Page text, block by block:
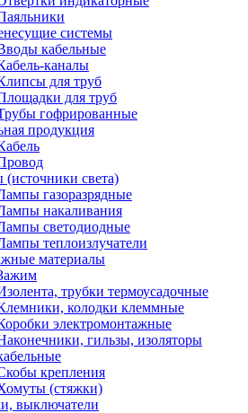
системы
кабельные
каналы
для труб
для труб
гофрированные
продукция
света)
газоразрядные
накаливания
светодиодные
теплоизлучатели
материалы
трубки термоусадочные
колодки клеммные
электромонтажные
гильзы, изоляторы
крепления
(стяжки)
выключатели